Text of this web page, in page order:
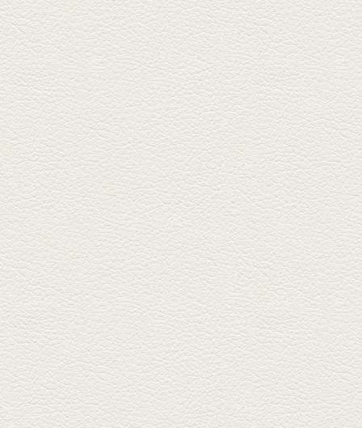
しろ...
2026年2月20日放送
1000円で飲めますｾｯﾄ＆
至福のﾊﾑｶﾂ など
東区の健軍電停のそば『居酒屋
食堂いしばしさん家』は、賑や
かでお...
2026年1月30日放送
焼き餃子＆海老チリ
栄通りの路地奥、隠れ家的な店
『富富飯店 新市街酒家』へ。２
階に...
2026年1月9日放送
酢だこ＆焼ぎょうざ
健軍で人吉の有名店のぎょうざ
を！『松龍軒健軍店』で、味わ
いの刻...
2025年12月19日放送
おばんざい三種盛＆麻婆
豆腐
東区月出『中華酒場アガレヤ』